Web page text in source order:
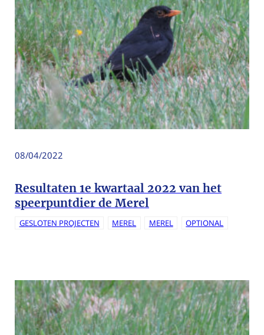
08/04/2022
Resultaten 1e kwartaal 2022 van het
speerpuntdier de Merel
GESLOTEN PROJECTEN MEREL MEREL OPTIONAL